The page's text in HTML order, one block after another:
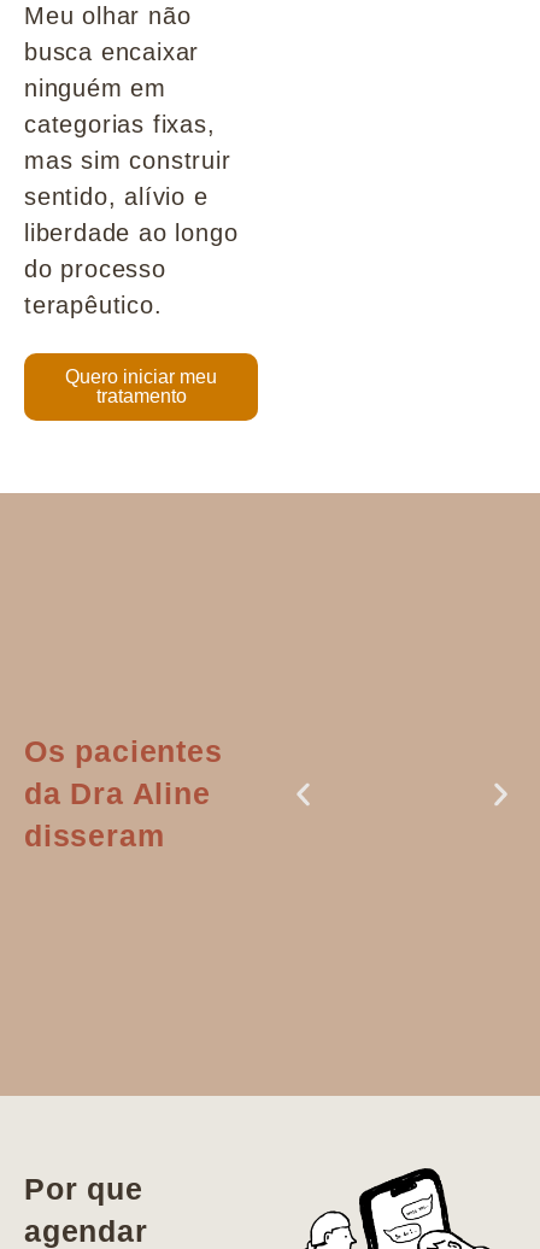
Meu olhar não
busca encaixar
ninguém em
categorias fixas,
mas sim construir
sentido, alívio e
liberdade ao longo
do processo
terapêutico.
Quero iniciar meu
tratamento
Os pacientes
da Dra Aline
disseram
vida. Ela me
encontrou num
estado misto de
Por que
agendar